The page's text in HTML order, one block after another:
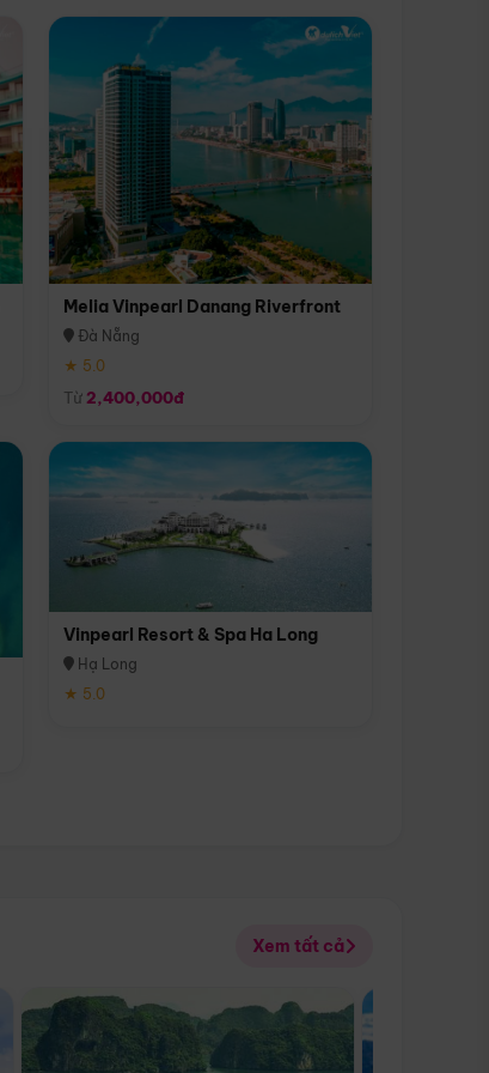
Melia Vinpearl Danang Riverfront
Đà Nẵng
★ 5.0
Từ 2,400,000đ
Vinpearl Resort & Spa Ha Long
Hạ Long
★ 5.0
Xem tất cả